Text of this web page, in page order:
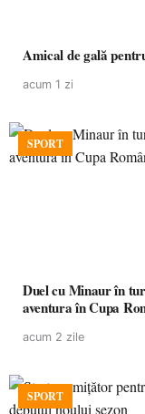
Amical de gală
acum 1 zi
SPORT
Duel cu Minaur în
aventura în Cupa
acum 2 zile
SPORT